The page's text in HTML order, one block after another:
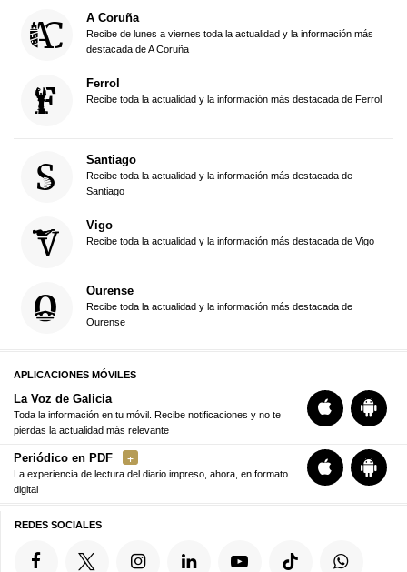
A Coruña
Recibe de lunes a viernes toda la actualidad y la información más
destacada de A Coruña
Ferrol
Recibe toda la actualidad y la información más destacada de Ferrol
Santiago
Recibe toda la actualidad y la información más destacada de
Santiago
Vigo
Recibe toda la actualidad y la información más destacada de Vigo
Ourense
Recibe toda la actualidad y la información más destacada de
Ourense
APLICACIONES MÓVILES
La Voz de Galicia
Toda la información en tu móvil. Recibe notificaciones y no te
pierdas la actualidad más relevante
Periódico en PDF
La experiencia de lectura del diario impreso, ahora, en formato
digital
REDES SOCIALES